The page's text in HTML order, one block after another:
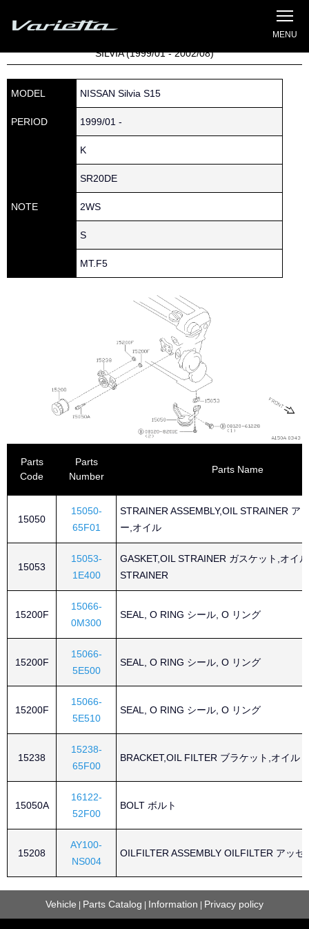
Home
Parts catalog
SILVIA (1999/01 - 2002/08)
MODEL NISSAN Silvia S15
PERIOD 1999/01 -
NOTE
K
SR20DE
2WS
S
MT.F5
Parts
Code
Parts
Number
Parts Name
15050
15050-
65F01
STRAINER ASSEMBLY,OIL STRAINER ア
ー,オイル
15053
15053-
1E400
GASKET,OIL STRAINER ガスケット,オイル
STRAINER
15200F
15066-
0M300
SEAL, O RING シール, O リング
15200F
15066-
5E500
SEAL, O RING シール, O リング
15200F
15066-
5E510
SEAL, O RING シール, O リング
15238
15238-
65F00
BRACKET,OIL FILTER ブラケット,オイル
15050A
16122-
52F00
BOLT ボルト
15208
AY100-
NS004
OILFILTER ASSEMBLY OILFILTER アッセ
Vehicle Parts Catalog Information Privacy policy